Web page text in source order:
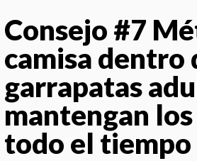
Consejo #7
camisa dentro
garrapatas
mantengan
todo el tiempo